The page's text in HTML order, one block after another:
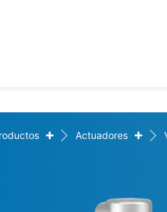
Pacífico
+ Actuadores +